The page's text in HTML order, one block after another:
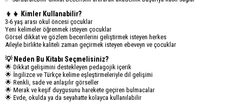
👦👧 Kimler Kullanabilir?
3-6 yaş arası okul öncesi çocuklar
Yeni kelimeler öğrenmek isteyen çocuklar
Görsel dikkat ve gözlem becerilerini geliştirmek isteyen herkes
Aileyle birlikte kaliteli zaman geçirmek isteyen ebeveyn ve çocuklar
💡 Neden Bu Kitabı Seçmelisiniz?
🌟 Dikkat gelişimini destekleyen pedagojik içerik
🌟 İngilizce ve Türkçe kelime eşleştirmeleriyle dil gelişimi
🌟 Renkli, sade ve anlaşılır görseller
🌟 Merak ve keşif duygusunu harekete geçiren bulmacalar
🌟 Evde, okulda ya da seyahatte kolayca kullanılabilir